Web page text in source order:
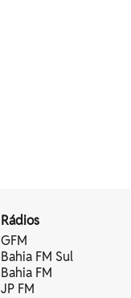
Rádios
GFM
Bahia FM Sul
Bahia FM
JP FM